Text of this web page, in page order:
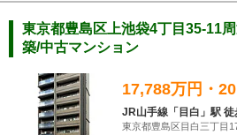
東京都豊島区上池袋4丁目35-11
築/中古マンション
17,788万円・
JR山手線「目白」駅 徒
東京都豊島区目白三丁目